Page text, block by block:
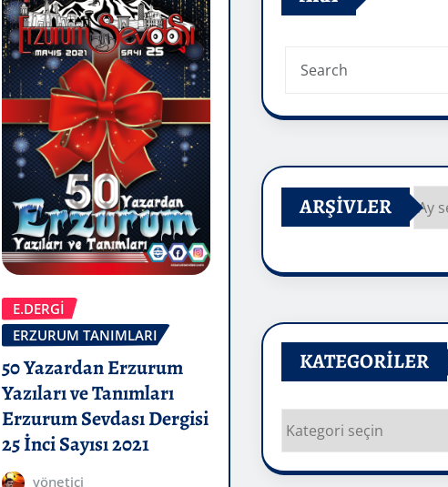
E.DERGİ
ERZURUM TANIMLARI
50 Yazardan Erzurum
Yazıları ve Tanımları
Erzurum Sevdası Dergisi
25 İnci Sayısı 2021
yönetici
ARŞIVLER
KATEGORILER
Kategoriler